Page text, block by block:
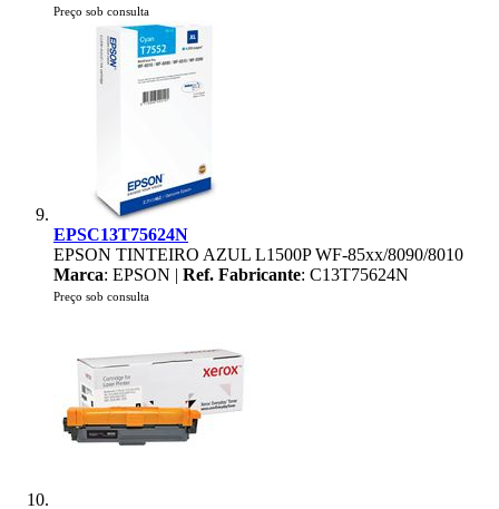
Preço sob consulta
EPSC13T75624N
EPSON TINTEIRO AZUL L1500P WF-85xx/8090/8010
Marca: EPSON | Ref. Fabricante: C13T75624N
Preço sob consulta